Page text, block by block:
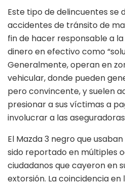
Este tipo de delincuentes se
accidentes de tránsito de
fin de hacer responsable a
dinero en efectivo como
Generalmente, operan en
vehicular, donde pueden
pero convincente, y suelen
presionar a sus víctimas a
involucrar a las
El Mazda 3 negro que
sido reportado en múltiples
ciudadanos que cayeron en
extorsión. La coincidencia en